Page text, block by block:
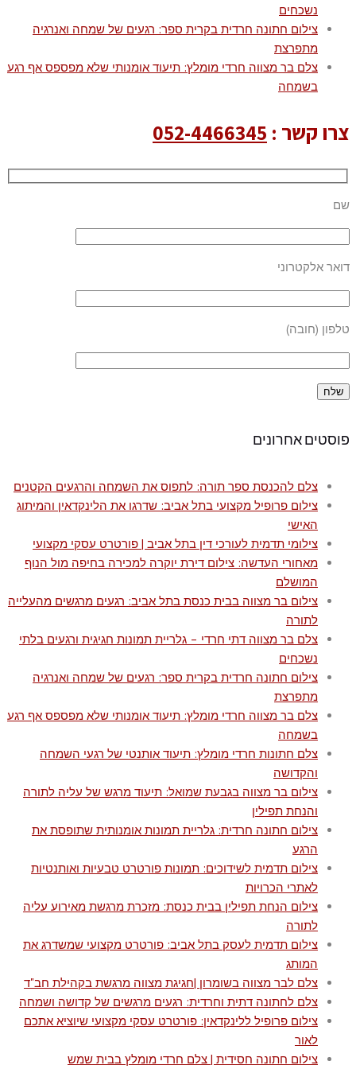
נשכחים
צילום חתונה חרדית בקרית ספר: רגעים של שמחה ואנרגיה
מתפרצת
צלם בר מצווה חרדי מומלץ: תיעוד אומנותי שלא מפספס אף רגע
בשמחה
צרו קשר : 052-4466345
שם
דואר אלקטרוני
טלפון (חובה)
פוסטים אחרונים
צלם להכנסת ספר תורה: לתפוס את השמחה והרגעים הקטנים
צילום פרופיל מקצועי בתל אביב: שדרגו את הלינקדאין והמיתוג
האישי
צילומי תדמית לעורכי דין בתל אביב | פורטרט עסקי מקצועי
מאחורי העדשה: צילום דירת יוקרה למכירה בחיפה מול הנוף
המושלם
צילום בר מצווה בבית כנסת בתל אביב: רגעים מרגשים מהעלייה
לתורה
צלם בר מצווה דתי חרדי – גלריית תמונות חגיגית ורגעים בלתי
נשכחים
צילום חתונה חרדית בקרית ספר: רגעים של שמחה ואנרגיה
מתפרצת
צלם בר מצווה חרדי מומלץ: תיעוד אומנותי שלא מפספס אף רגע
בשמחה
צלם חתונות חרדי מומלץ: תיעוד אותנטי של רגעי השמחה
והקדושה
צילום בר מצווה בגבעת שמואל: תיעוד מרגש של עליה לתורה
והנחת תפילין
צילום חתונה חרדית: גלריית תמונות אומנותית שתופסת את
הרגע
צילום תדמית לשידוכים: תמונות פורטרט טבעיות ואותנטיות
לאתרי הכרויות
צילום הנחת תפילין בבית כנסת: מזכרת מרגשת מאירוע עליה
לתורה
צילום תדמית לעסק בתל אביב: פורטרט מקצועי שמשדרג את
המותג
צלם לבר מצווה בשומרון |חגיגת מצווה מרגשת בקהילת חב"ד
צלם לחתונה דתית וחרדית: רגעים מרגשים של קדושה ושמחה
צילום פרופיל ללינקדאין: פורטרט עסקי מקצועי שיוציא אתכם
לאור
צילום חתונה חסידית | צלם חרדי מומלץ בבית שמש